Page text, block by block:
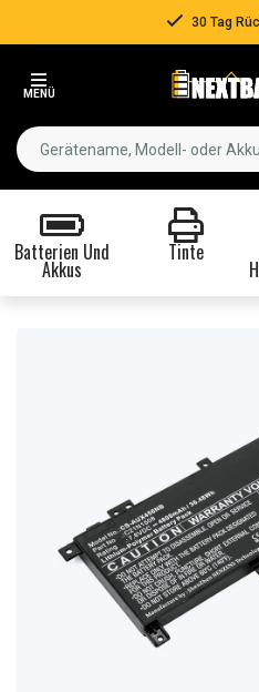
30 Tag
MENÜ
Batterien Und
Akkus
Tinte